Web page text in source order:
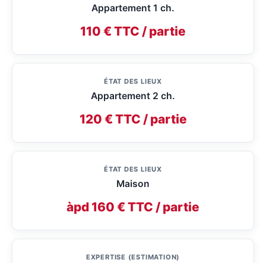
Appartement 1 ch.
110 € TTC / partie
ÉTAT DES LIEUX
Appartement 2 ch.
120 € TTC / partie
ÉTAT DES LIEUX
Maison
àpd 160 € TTC / partie
EXPERTISE (ESTIMATION)